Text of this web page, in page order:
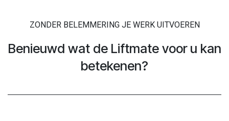
ZONDER BELEMMERING JE WERK UITVOEREN
Benieuwd wat de Liftmate voor u kan
betekenen?